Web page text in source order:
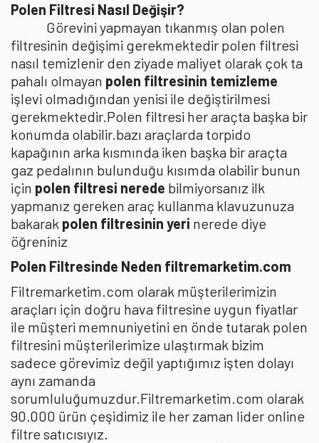
Polen Filtresi Nasıl Değişir?
Görevini yapmayan tıkanmış olan polen
filtresinin değişimi gerekmektedir polen filtresi
nasıl temizlenir den ziyade maliyet olarak çok ta
pahalı olmayan polen filtresinin temizleme
işlevi olmadığından yenisi ile değiştirilmesi
gerekmektedir.Polen filtresi her araçta başka bir
konumda olabilir.bazı araçlarda torpido
kapağının arka kısmında iken başka bir araçta
gaz pedalının bulunduğu kısımda olabilir bunun
için polen filtresi nerede bilmiyorsanız ilk
yapmanız gereken araç kullanma klavuzunuza
bakarak polen filtresinin yeri nerede diye
öğreniniz
Polen Filtresinde Neden filtremarketim.com
Filtremarketim.com olarak müşterilerimizin
araçları için doğru hava filtresine uygun fiyatlar
ile müşteri memnuniyetini en önde tutarak polen
filtresini müşterilerimize ulaştırmak bizim
sadece görevimiz değil yaptığımız işten dolayı
aynı zamanda
sorumluluğumuzdur.Filtremarketim.com olarak
90.000 ürün çeşidimiz ile her zaman lider online
filtre satıcısıyız.